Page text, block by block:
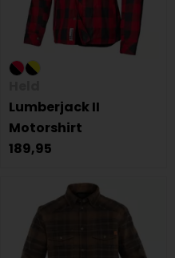
Lumberjack II
Motorshirt
189,95